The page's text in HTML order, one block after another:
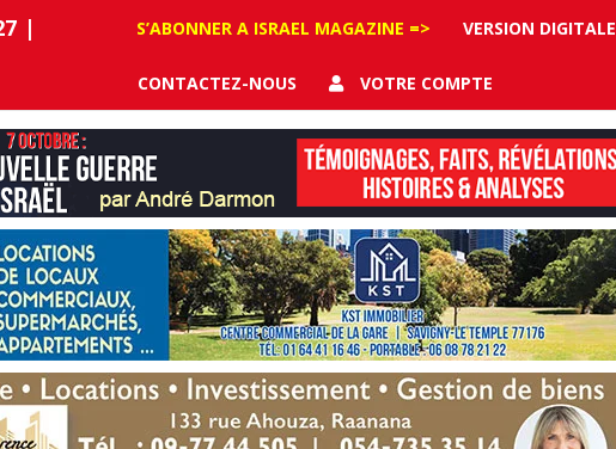
|
S’ABONNER A ISRAEL MAGAZINE => VERSION DIGITALE
CONTACTEZ-NOUS VOTRE COMPTE